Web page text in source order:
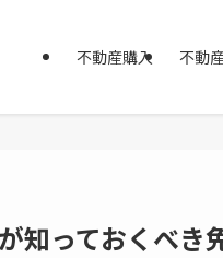
不動産購入 不動
知っておくべき